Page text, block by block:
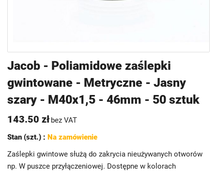
Jacob - Poliamidowe zaślepki
gwintowane - Metryczne - Jasny
szary - M40x1,5 - 46mm - 50 sztuk
143.50 zł bez VAT
Stan (szt.) : Na zamówienie
Zaślepki gwintowe służą do zakrycia nieużywanych otworów
np. W puszce przyłączeniowej. Dostępne w kolorach
na
początek